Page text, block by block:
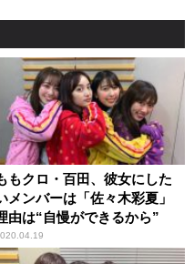
もクロ・百田、彼女にした
メンバーは「佐々木彩夏」
由は“自慢ができるから”